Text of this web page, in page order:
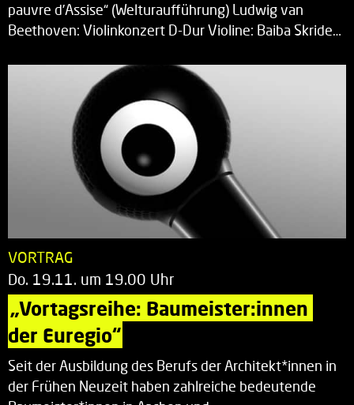
pauvre d’Assise“ (Welturaufführung) Ludwig van
Beethoven: Violinkonzert D-Dur Violine: Baiba Skride…
VORTRAG
Do. 19.11. um 19.00 Uhr
„Vortagsreihe: Baumeister:innen
der Euregio“
Seit der Ausbildung des Berufs der Architekt*innen in
der Frühen Neuzeit haben zahlreiche bedeutende